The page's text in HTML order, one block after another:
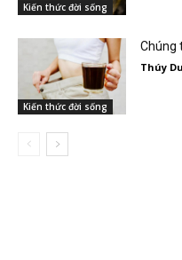
Kiến thức đời sống
Kiến thức đời sống
Chúng
Thúy